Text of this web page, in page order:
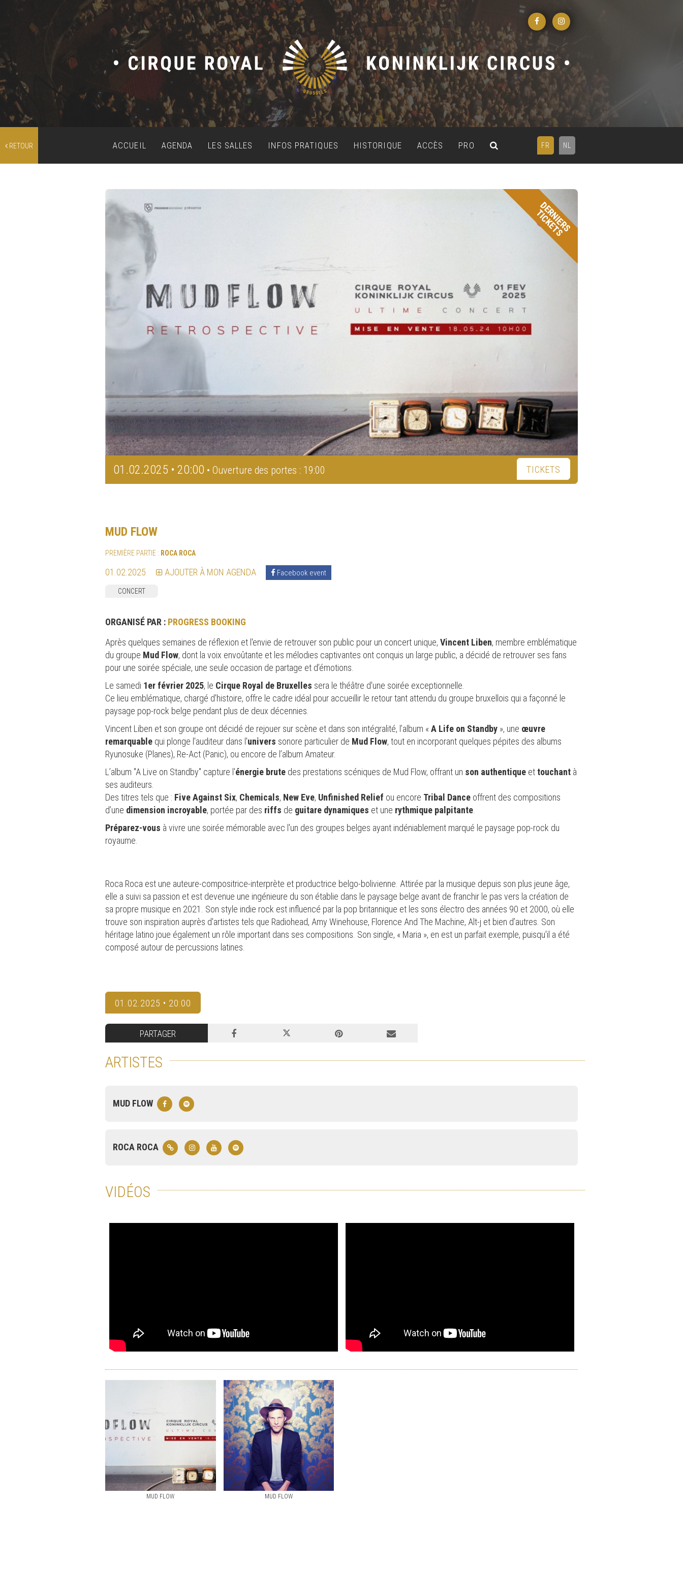
RETOUR FR NL
ACCUEIL AGENDA LES SALLES INFOS PRATIQUES HISTORIQUE ACCÈS PRO
DERNIERS
TICKETS
01.02.2025 • 20:00 • Ouverture des portes : 19:00 TICKETS
MUD FLOW
PREMIÈRE PARTIE : ROCA ROCA
01.02.2025 AJOUTER À MON AGENDA Facebook event
CONCERT
ORGANISÉ PAR : PROGRESS BOOKING
Après quelques semaines de réflexion et l'envie de retrouver son public pour un concert unique, Vincent Liben, membre emblématique
du groupe Mud Flow, dont la voix envoûtante et les mélodies captivantes ont conquis un large public, a décidé de retrouver ses fans
pour une soirée spéciale, une seule occasion de partage et d’émotions.
Le samedi 1er février 2025, le Cirque Royal de Bruxelles sera le théâtre d'une soirée exceptionnelle.
Ce lieu emblématique, chargé d'histoire, offre le cadre idéal pour accueillir le retour tant attendu du groupe bruxellois qui a façonné le
paysage pop-rock belge pendant plus de deux décennies.
Vincent Liben et son groupe ont décidé de rejouer sur scène et dans son intégralité, l’album «A Life on Standby », une œuvre
remarquable qui plonge l'auditeur dans l'univers sonore particulier de Mud Flow, tout en incorporant quelques pépites des albums
Ryunosuke (Planes), Re-Act (Panic), ou encore de l’album Amateur.
L’album "A Live on Standby" capture l'énergie brute des prestations scéniques de Mud Flow, offrant un son authentique et touchant à
ses auditeurs.
Des titres tels que : Five Against Six, Chemicals, New Eve, Unfinished Relief ou encore Tribal Dance offrent des compositions
d’une dimension incroyable, portée par des riffs de guitare dynamiques et une rythmique palpitante
Préparez-vous à vivre une soirée mémorable avec l'un des groupes belges ayant indéniablement marqué le paysage pop-rock du
royaume.
Roca Roca est une auteure-compositrice-interprète et productrice belgo-bolivienne. Attirée par la musique depuis son plus jeune âge,
elle a suivi sa passion et est devenue une ingénieure du son établie dans le paysage belge avant de franchir le pas vers la création de
sa propre musique en 2021. Son style indie rock est influencé par la pop britannique et les sons électro des années 90 et 2000, où elle
trouve son inspiration auprès d'artistes tels que Radiohead, Amy Winehouse, Florence And The Machine, Alt-j et bien d’autres. Son
héritage latino joue également un rôle important dans ses compositions. Son single, « Maria », en est un parfait exemple, puisqu'il a été
composé autour de percussions latines.
01.02.2025 • 20:00
PARTAGER
ARTISTES
MUD FLOW
ROCA ROCA
VIDÉOS
MUD FLOW MUD FLOW